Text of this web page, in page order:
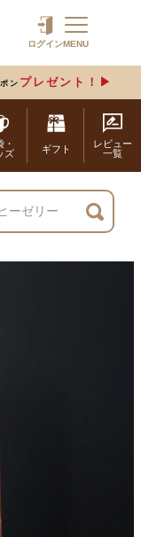
ログインMENU
ン プレゼント！
・
ズ
ギフト
レビュー
一覧